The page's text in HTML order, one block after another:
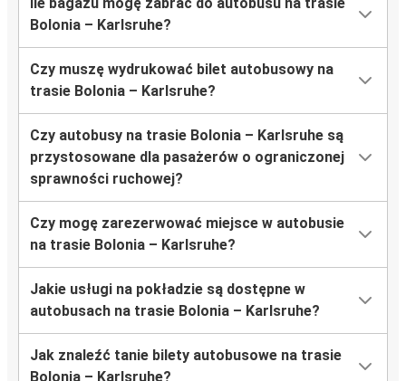
Bolonia – Karlsruhe?
Czy muszę wydrukować bilet autobusowy na
trasie Bolonia – Karlsruhe?
Czy autobusy na trasie Bolonia – Karlsruhe są
przystosowane dla pasażerów o ograniczonej
sprawności ruchowej?
Czy mogę zarezerwować miejsce w autobusie
na trasie Bolonia – Karlsruhe?
Jakie usługi na pokładzie są dostępne w
autobusach na trasie Bolonia – Karlsruhe?
Jak znaleźć tanie bilety autobusowe na trasie
Bolonia – Karlsruhe?